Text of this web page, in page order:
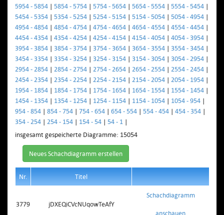
5954 - 5854 | 5854 - 5754 | 5754 - 5654 | 5654 - 5554 | 5554 - 5454 |
5454 - 5354 | 5354 - 5254 | 5254 - 5154 | 5154 - 5054 | 5054 - 4954 |
4954 - 4854 | 4854 - 4754 | 4754 - 4654 | 4654 - 4554 | 4554 - 4454 |
4454 - 4354 | 4354 - 4254 | 4254 - 4154 | 4154 - 4054 | 4054 - 3954 |
3954 - 3854 | 3854 - 3754 | 3754 - 3654 | 3654 - 3554 | 3554 - 3454 |
3454 - 3354 | 3354 - 3254 | 3254 - 3154 | 3154 - 3054 | 3054 - 2954 |
2954 - 2854 | 2854 - 2754 | 2754 - 2654 | 2654 - 2554 | 2554 - 2454 |
2454 - 2354 | 2354 - 2254 | 2254 - 2154 | 2154 - 2054 | 2054 - 1954 |
1954 - 1854 | 1854 - 1754 | 1754 - 1654 | 1654 - 1554 | 1554 - 1454 |
1454 - 1354 | 1354 - 1254 | 1254 - 1154 | 1154 - 1054 | 1054 - 954 |
954 - 854 | 854 - 754 | 754 - 654 | 654 - 554 | 554 - 454 | 454 - 354 |
354 - 254 | 254 - 154 | 154 - 54 | 54 - 1 |
insgesamt gespeicherte Diagramme: 15054
Neues Schachdiagramm erstellen
Nr. Titel
3779 jDXEQiCVcNUqowTeAfY
Schachdiagramm
anschauen